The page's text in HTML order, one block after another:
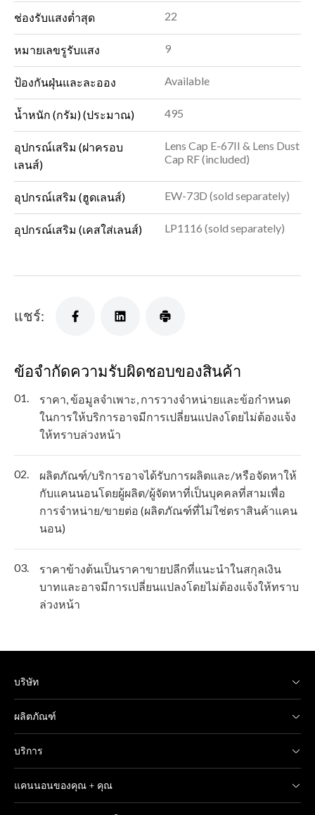
ช่องรับแสงต่ำสุด 22
หมายเลขรูรับแสง 9
ป้องกันฝุ่นและละออง Available
น้ำหนัก (กรัม) (ประมาณ) 495
อุปกรณ์เสริม (ฝาครอบ
เลนส์)
Lens Cap E-67II & Lens Dust
Cap RF (included)
อุปกรณ์เสริม (ฮูดเลนส์) EW-73D (sold separately)
อุปกรณ์เสริม (เคสใส่เลนส์) LP1116 (sold separately)
แชร์:
ข้อจำกัดความรับผิดชอบของสินค้า
01.
ราคา, ข้อมูลจำเพาะ, การวางจำหน่ายและข้อกำหนด
ในการให้บริการอาจมีการเปลี่ยนแปลงโดยไม่ต้องแจ้ง
ให้ทราบล่วงหน้า
02.
ผลิตภัณฑ์/บริการอาจได้รับการผลิตและ/หรือจัดหาให้
กับแคนนอนโดยผู้ผลิต/ผู้จัดหาที่เป็นบุคคลที่สามเพื่อ
การจำหน่าย/ขายต่อ (ผลิตภัณฑ์ที่ไม่ใช่ตราสินค้าแคน
นอน)
03.
ราคาข้างต้นเป็นราคาขายปลีกที่แนะนำในสกุลเงิน
บาทและอาจมีการเปลี่ยนแปลงโดยไม่ต้องแจ้งให้ทราบ
ล่วงหน้า
บริษัท
ผลิตภัณฑ์
บริการ
แคนนอนของคุณ + คุณ